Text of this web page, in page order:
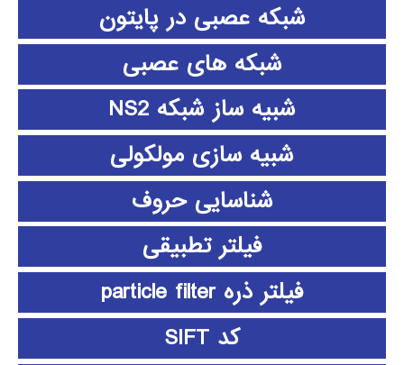
شبکه عصبی در پایتون
شبکه های عصبی
شبیه ساز شبکه NS2
شبیه سازی مولکولی
شناسایی حروف
فیلتر تطبیقی
فیلتر ذره particle filter
کد SIFT